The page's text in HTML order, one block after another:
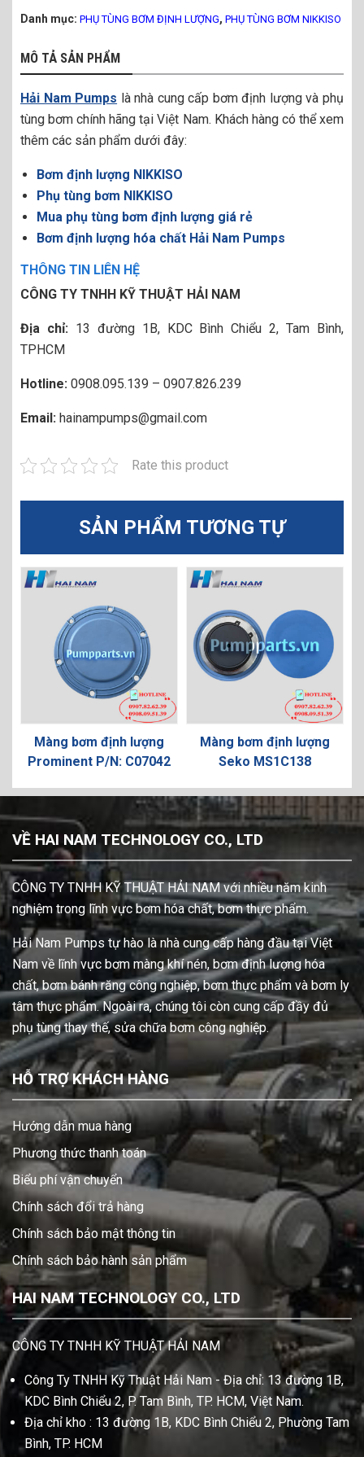
Danh mục: PHỤ TÙNG BƠM ĐỊNH LƯỢNG, PHỤ TÙNG BƠM NIKKISO
MÔ TẢ SẢN PHẨM
Hải Nam Pumps là nhà cung cấp bơm định lượng và phụ
tùng bơm chính hãng tại Việt Nam. Khách hàng có thể xem
thêm các sản phẩm dưới đây:
Bơm định lượng NIKKISO
Phụ tùng bơm NIKKISO
Mua phụ tùng bơm định lượng giá rẻ
Bơm định lượng hóa chất Hải Nam Pumps
THÔNG TIN LIÊN HỆ
CÔNG TY TNHH KỸ THUẬT HẢI NAM
Địa chỉ:13 đường 1B, KDC Bình Chiểu 2, Tam Bình,
TPHCM
Hotline: 0908.095.139 – 0907.826.239
Email: hainampumps@gmail.com
Rate this product
SẢN PHẨM TƯƠNG TỰ
Màng bơm định lượng
Prominent P/N: C07042
Màng bơm định lượng
Seko MS1C138
VỀ HAI NAM TECHNOLOGY CO., LTD
CÔNG TY TNHH KỸ THUẬT HẢI NAM với nhiều năm kinh
nghiệm trong lĩnh vực bơm hóa chất, bơm thực phẩm.
Hải Nam Pumps tự hào là nhà cung cấp hàng đầu tại Việt
Nam về lĩnh vực bơm màng khí nén, bơm định lượng hóa
chất, bơm bánh răng công nghiệp, bơm thực phẩm và bơm ly
tâm thực phẩm. Ngoài ra, chúng tôi còn cung cấp đầy đủ
phụ tùng thay thế, sửa chữa bơm công nghiệp.
HỖ TRỢ KHÁCH HÀNG
Hướng dẫn mua hàng
Phương thức thanh toán
Biểu phí vận chuyển
Chính sách đổi trả hàng
Chính sách bảo mật thông tin
Chính sách bảo hành sản phẩm
HAI NAM TECHNOLOGY CO., LTD
CÔNG TY TNHH KỸ THUẬT HẢI NAM
Công Ty TNHH Kỹ Thuật Hải Nam - Địa chỉ: 13 đường 1B,
KDC Bình Chiểu 2, P. Tam Bình, TP. HCM, Việt Nam.
Địa chỉ kho : 13 đường 1B, KDC Bình Chiểu 2, Phường Tam
Bình, TP. HCM